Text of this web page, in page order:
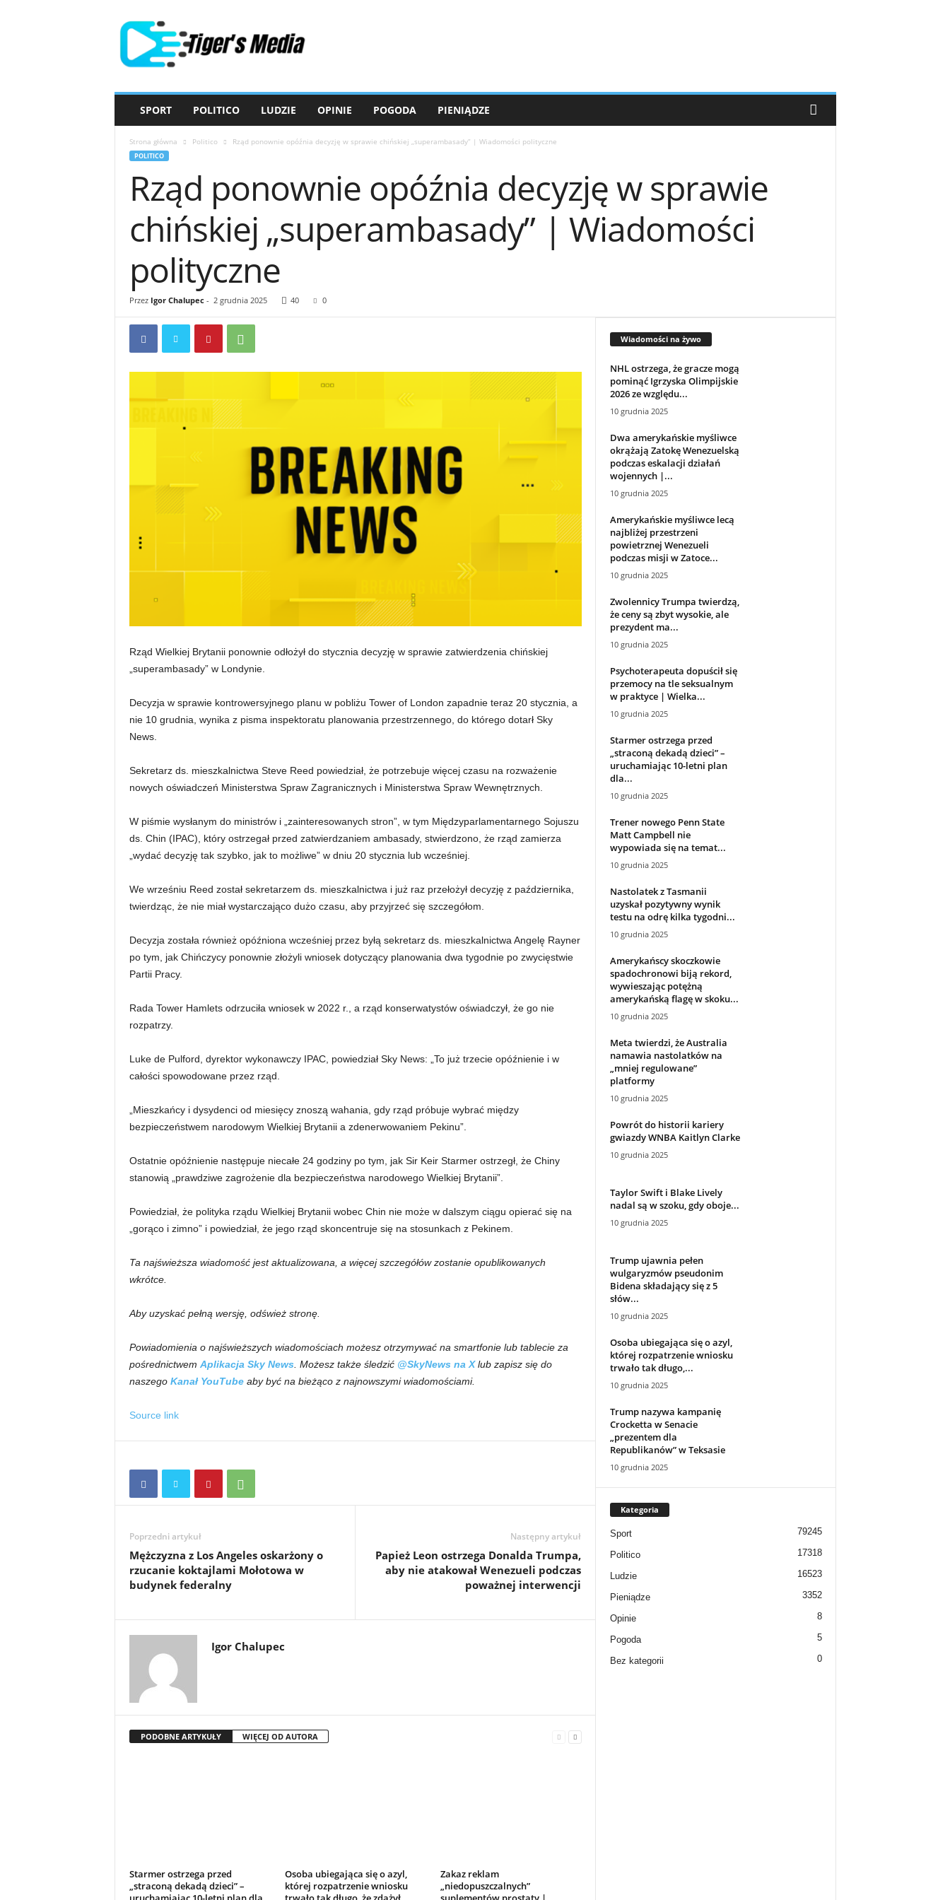
SPORT POLITICO LUDZIE OPINIE POGODA PIENIĄDZE
Strona główna Politico Rząd ponownie opóźnia decyzję w sprawie chińskiej „superambasady” | Wiadomości polityczne
POLITICO
Rząd ponownie opóźnia decyzję w sprawie
chińskiej „superambasady” | Wiadomości
polityczne
Przez Igor Chalupec- 2 grudnia 2025 40 0
Rząd Wielkiej Brytanii ponownie odłożył do stycznia decyzję w sprawie zatwierdzenia chińskiej
„superambasady” w Londynie.
Decyzja w sprawie kontrowersyjnego planu w pobliżu Tower of London zapadnie teraz 20 stycznia, a
nie 10 grudnia, wynika z pisma inspektoratu planowania przestrzennego, do którego dotarł Sky
News.
Sekretarz ds. mieszkalnictwa Steve Reed powiedział, że potrzebuje więcej czasu na rozważenie
nowych oświadczeń Ministerstwa Spraw Zagranicznych i Ministerstwa Spraw Wewnętrznych.
W piśmie wysłanym do ministrów i „zainteresowanych stron”, w tym Międzyparlamentarnego Sojuszu
ds. Chin (IPAC), który ostrzegał przed zatwierdzaniem ambasady, stwierdzono, że rząd zamierza
„wydać decyzję tak szybko, jak to możliwe” w dniu 20 stycznia lub wcześniej.
We wrześniu Reed został sekretarzem ds. mieszkalnictwa i już raz przełożył decyzję z października,
twierdząc, że nie miał wystarczająco dużo czasu, aby przyjrzeć się szczegółom.
Decyzja została również opóźniona wcześniej przez byłą sekretarz ds. mieszkalnictwa Angelę Rayner
po tym, jak Chińczycy ponownie złożyli wniosek dotyczący planowania dwa tygodnie po zwycięstwie
Partii Pracy.
Rada Tower Hamlets odrzuciła wniosek w 2022 r., a rząd konserwatystów oświadczył, że go nie
rozpatrzy.
Luke de Pulford, dyrektor wykonawczy IPAC, powiedział Sky News: „To już trzecie opóźnienie i w
całości spowodowane przez rząd.
„Mieszkańcy i dysydenci od miesięcy znoszą wahania, gdy rząd próbuje wybrać między
bezpieczeństwem narodowym Wielkiej Brytanii a zdenerwowaniem Pekinu”.
Ostatnie opóźnienie następuje niecałe 24 godziny po tym, jak Sir Keir Starmer ostrzegł, że Chiny
stanowią „prawdziwe zagrożenie dla bezpieczeństwa narodowego Wielkiej Brytanii”.
Powiedział, że polityka rządu Wielkiej Brytanii wobec Chin nie może w dalszym ciągu opierać się na
„gorąco i zimno” i powiedział, że jego rząd skoncentruje się na stosunkach z Pekinem.
Ta najświeższa wiadomość jest aktualizowana, a więcej szczegółów zostanie opublikowanych
wkrótce.
Aby uzyskać pełną wersję, odśwież stronę.
Powiadomienia o najświeższych wiadomościach możesz otrzymywać na smartfonie lub tablecie za
pośrednictwem Aplikacja Sky News. Możesz także śledzić @SkyNews na Xlub zapisz się do
naszego Kanał YouTubeaby być na bieżąco z najnowszymi wiadomościami.
Source link
Poprzedni artykuł
Mężczyzna z Los Angeles oskarżony o
rzucanie koktajlami Mołotowa w
budynek federalny
Następny artykuł
Papież Leon ostrzega Donalda Trumpa,
aby nie atakował Wenezueli podczas
poważnej interwencji
Igor Chalupec
PODOBNE ARTYKUŁY WIĘCEJ OD AUTORA
Starmer ostrzega przed
„straconą dekadą dzieci” –
Osoba ubiegająca się o azyl,
której rozpatrzenie wniosku
Zakaz reklam
„niedopuszczalnych”
Wiadomości na żywo
NHL ostrzega, że ​​gracze mogą
pominąć Igrzyska Olimpijskie
2026 ze względu...
10 grudnia 2025
Dwa amerykańskie myśliwce
okrążają Zatokę Wenezuelską
podczas eskalacji działań
wojennych |...
10 grudnia 2025
Amerykańskie myśliwce lecą
najbliżej przestrzeni
powietrznej Wenezueli
podczas misji w Zatoce...
10 grudnia 2025
Zwolennicy Trumpa twierdzą,
że ceny są zbyt wysokie, ale
prezydent ma...
10 grudnia 2025
Psychoterapeuta dopuścił się
przemocy na tle seksualnym
w praktyce | Wielka...
10 grudnia 2025
Starmer ostrzega przed
„straconą dekadą dzieci” –
uruchamiając 10-letni plan
dla...
10 grudnia 2025
Trener nowego Penn State
Matt Campbell nie
wypowiada się na temat...
10 grudnia 2025
Nastolatek z Tasmanii
uzyskał pozytywny wynik
testu na odrę kilka tygodni...
10 grudnia 2025
Amerykańscy skoczkowie
spadochronowi biją rekord,
wywieszając potężną
amerykańską flagę w skoku...
10 grudnia 2025
Meta twierdzi, że Australia
namawia nastolatków na
„mniej regulowane”
platformy
10 grudnia 2025
Powrót do historii kariery
gwiazdy WNBA Kaitlyn Clarke
10 grudnia 2025
Taylor Swift i Blake Lively
nadal są w szoku, gdy oboje...
10 grudnia 2025
Trump ujawnia pełen
wulgaryzmów pseudonim
Bidena składający się z 5
słów...
10 grudnia 2025
Osoba ubiegająca się o azyl,
której rozpatrzenie wniosku
trwało tak długo,...
10 grudnia 2025
Trump nazywa kampanię
Crocketta w Senacie
„prezentem dla
Republikanów” w Teksasie
10 grudnia 2025
Kategoria
Sport 79245
Politico 17318
Ludzie 16523
Pieniądze 3352
Opinie 8
Pogoda 5
Bez kategorii 0